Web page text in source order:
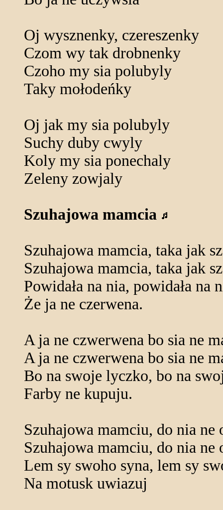
Oj wysznenky, czereszenky
Czom wy tak drobnenky
Czoho my sia polubyly
Taky mołodeńky
Oj jak my sia polubyly
Suchy duby cwyly
Koly my sia ponechaly
Zeleny zowjaly
Szuhajowa mamcia
Szuhajowa mamcia, taka jak
Szuhajowa mamcia, taka jak
Powidała na nia, powidała na
Że ja ne czerwena.
A ja ne czwerwena bo sia ne
A ja ne czwerwena bo sia ne
Bo na swoje lyczko, bo na
Farby ne kupuju.
Szuhajowa mamciu, do nia ne
Szuhajowa mamciu, do nia ne
Lem sy swoho syna, lem sy
Na motusk uwiazuj